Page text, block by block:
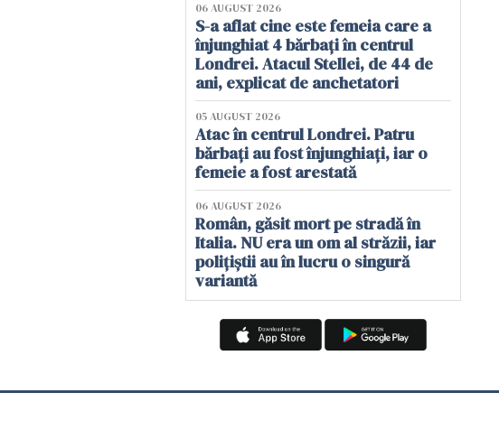
06 AUGUST 2026
S-a aflat cine este femeia care a
înjunghiat 4 bărbați în centrul
Londrei. Atacul Stellei, de 44 de
ani, explicat de anchetatori
05 AUGUST 2026
Atac în centrul Londrei. Patru
bărbați au fost înjunghiați, iar o
femeie a fost arestată
06 AUGUST 2026
Român, găsit mort pe stradă în
Italia. NU era un om al străzii, iar
polițiștii au în lucru o singură
variantă